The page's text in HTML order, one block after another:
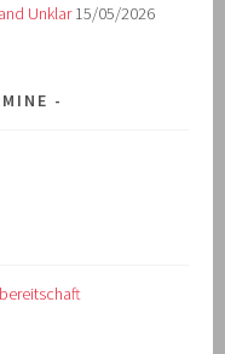
Unklar 15/05/2026